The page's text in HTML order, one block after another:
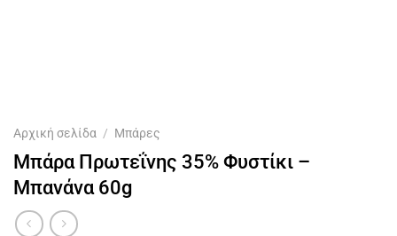
Αρχική σελίδα / Μπάρες
Μπάρα Πρωτεΐνης 35% Φυστίκι –
Μπανάνα 60g